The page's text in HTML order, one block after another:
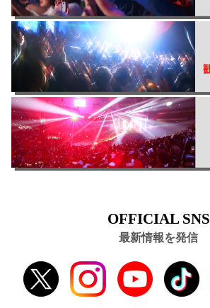
OFFICIAL SNS
最新情報を発信